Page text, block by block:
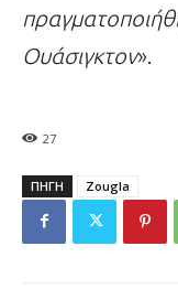
Ουάσιγκτον».
27
ΠΗΓΗ Zougla